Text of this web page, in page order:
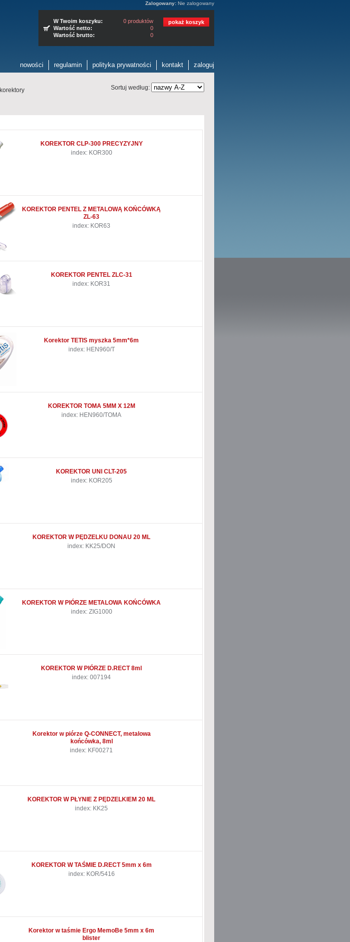
Zalogowany: Nie zalogowany
W Twoim koszyku:
0 produktów
Wartość netto:
0
Wartość brutto:
0
pokaż koszyk
nowości regulamin polityka prywatności kontakt zaloguj
korektory Sortuj według:
KOREKTOR CLP-300 PRECYZYJNY
index: KOR300
KOREKTOR PENTEL Z METALOWĄ KOŃCÓWKĄ
ZL-63
index: KOR63
KOREKTOR PENTEL ZLC-31
index: KOR31
Korektor TETIS myszka 5mm*6m
index: HEN960/T
KOREKTOR TOMA 5MM X 12M
index: HEN960/TOMA
KOREKTOR UNI CLT-205
index: KOR205
KOREKTOR W PĘDZELKU DONAU 20 ML
index: KK25/DON
KOREKTOR W PIÓRZE METALOWA KOŃCÓWKA
index: ZIG1000
KOREKTOR W PIÓRZE D.RECT 8ml
index: 007194
Korektor w piórze Q-CONNECT, metalowa
końcówka, 8ml
index: KF00271
KOREKTOR W PŁYNIE Z PĘDZELKIEM 20 ML
index: KK25
KOREKTOR W TAŚMIE D.RECT 5mm x 6m
index: KOR/5416
Korektor w taśmie Ergo MemoBe 5mm x 6m
blister